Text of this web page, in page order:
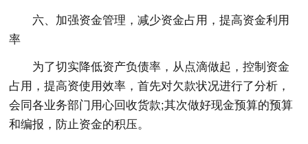
六、加强资金管理，减少资金占用，提高资金利用
率
为了切实降低资产负债率，从点滴做起，控制资金
占用，提高资使用效率，首先对欠款状况进行了分析，
会同各业务部门用心回收货款;其次做好现金预算的预算
和编报，防止资金的积压。